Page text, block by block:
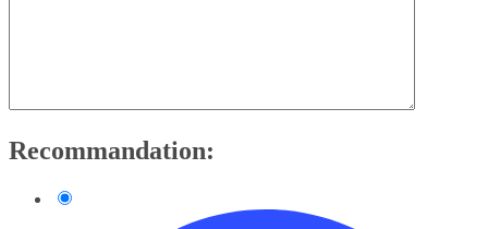
Recommandation: